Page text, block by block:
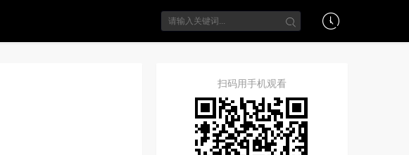
扫码用手机观看